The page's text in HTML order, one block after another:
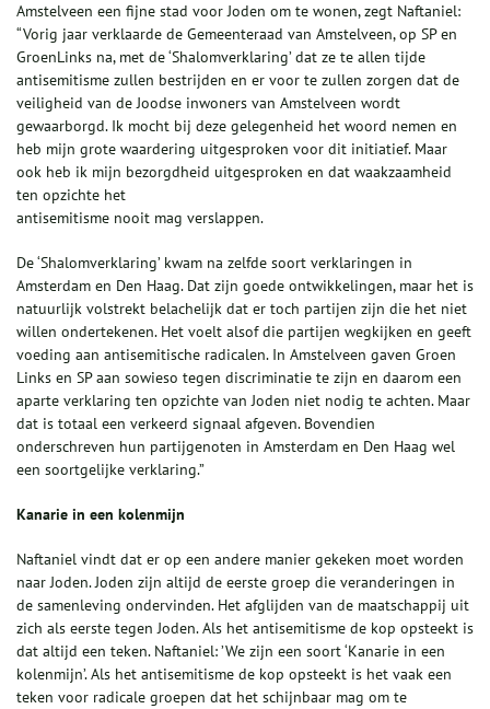
Amstelveen een fijne stad voor Joden om te wonen, zegt Naftaniel:
“Vorig jaar verklaarde de Gemeenteraad van Amstelveen, op SP en
GroenLinks na, met de ‘Shalomverklaring’ dat ze te allen tijde
antisemitisme zullen bestrijden en er voor te zullen zorgen dat de
veiligheid van de Joodse inwoners van Amstelveen wordt
gewaarborgd. Ik mocht bij deze gelegenheid het woord nemen en
heb mijn grote waardering uitgesproken voor dit initiatief. Maar
ook heb ik mijn bezorgdheid uitgesproken en dat waakzaamheid
ten opzichte het
antisemitisme nooit mag verslappen.
De ‘Shalomverklaring’ kwam na zelfde soort verklaringen in
Amsterdam en Den Haag. Dat zijn goede ontwikkelingen, maar het is
natuurlijk volstrekt belachelijk dat er toch partijen zijn die het niet
willen ondertekenen. Het voelt alsof die partijen wegkijken en geeft
voeding aan antisemitische radicalen. In Amstelveen gaven Groen
Links en SP aan sowieso tegen discriminatie te zijn en daarom een
aparte verklaring ten opzichte van Joden niet nodig te achten. Maar
dat is totaal een verkeerd signaal afgeven. Bovendien
onderschreven hun partijgenoten in Amsterdam en Den Haag wel
een soortgelijke verklaring.”
Kanarie in een kolenmijn
Naftaniel vindt dat er op een andere manier gekeken moet worden
naar Joden. Joden zijn altijd de eerste groep die veranderingen in
de samenleving ondervinden. Het afglijden van de maatschappij uit
zich als eerste tegen Joden. Als het antisemitisme de kop opsteekt is
dat altijd een teken. Naftaniel: ’We zijn een soort ‘Kanarie in een
kolenmijn’. Als het antisemitisme de kop opsteekt is het vaak een
teken voor radicale groepen dat het schijnbaar mag om te